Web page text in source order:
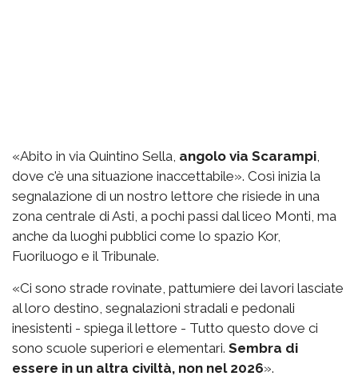
«Abito in via Quintino Sella, angolo via Scarampi,
dove c'è una situazione inaccettabile». Così inizia la
segnalazione di un nostro lettore che risiede in una
zona centrale di Asti, a pochi passi dal liceo Monti, ma
anche da luoghi pubblici come lo spazio Kor,
Fuoriluogo e il Tribunale.
«Ci sono strade rovinate, pattumiere dei lavori lasciate
al loro destino, segnalazioni stradali e pedonali
inesistenti - spiega il lettore - Tutto questo dove ci
sono scuole superiori e elementari. Sembra di
essere in un altra civiltà, non nel 2026».